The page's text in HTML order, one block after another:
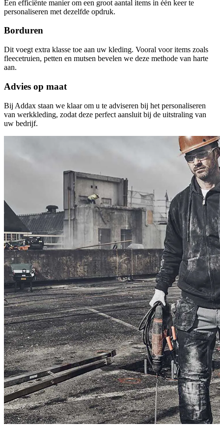
Een efficiënte manier om een groot aantal items in één keer te
personaliseren met dezelfde opdruk.
Borduren
Dit voegt extra klasse toe aan uw kleding. Vooral voor items zoals
fleecetruien, petten en mutsen bevelen we deze methode van harte
aan.
Advies op maat
Bij Addax staan we klaar om u te adviseren bij het personaliseren
van werkkleding, zodat deze perfect aansluit bij de uitstraling van
uw bedrijf.